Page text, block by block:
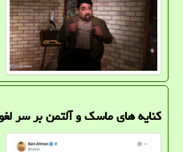
کنایه های ماسک و آلتمن بر سر